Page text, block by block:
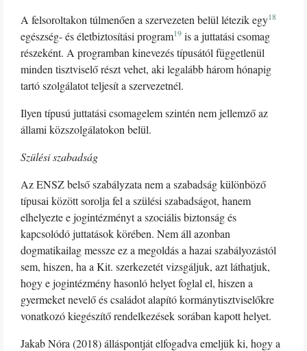
A felsoroltakon túlmenően a szervezeten belül létezik egy18
egészség- és életbiztosítási program19 is a juttatási csomag
részeként. A programban kinevezés típusától függetlenül
minden tisztviselő részt vehet, aki legalább három hónapig
tartó szolgálatot teljesít a szervezetnél.
Ilyen típusú juttatási csomagelem szintén nem jellemző az
állami közszolgálatokon belül.
Szülési szabadság
Az ENSZ belső szabályzata nem a szabadság különböző
típusai között sorolja fel a szülési szabadságot, hanem
elhelyezte e jogintézményt a szociális biztonság és
kapcsolódó juttatások körében. Nem áll azonban
dogmatikailag messze ez a megoldás a hazai szabályozástól
sem, hiszen, ha a Kit. szerkezetét vizsgáljuk, azt láthatjuk,
hogy e jogintézmény hasonló helyet foglal el, hiszen a
gyermeket nevelő és családot alapító kormánytisztviselőkre
vonatkozó kiegészítő rendelkezések sorában kapott helyet.
Jakab Nóra (2018) álláspontját elfogadva emeljük ki, hogy a